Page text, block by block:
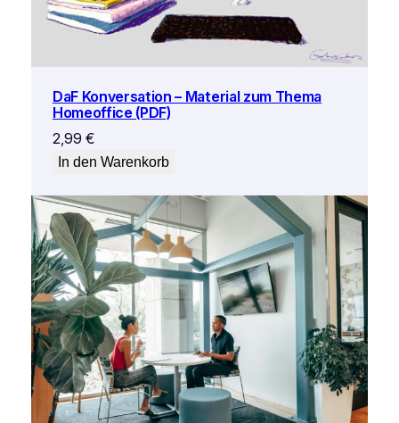
DaF Konversation – Material zum Thema
Homeoffice (PDF)
2,99 €
In den Warenkorb